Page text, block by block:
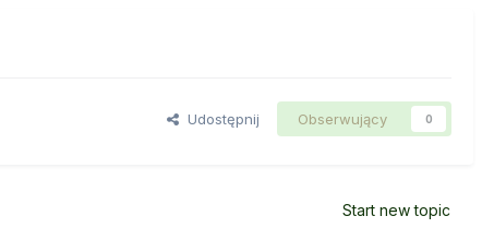
Udostępnij Obserwujący 0
Start new topic